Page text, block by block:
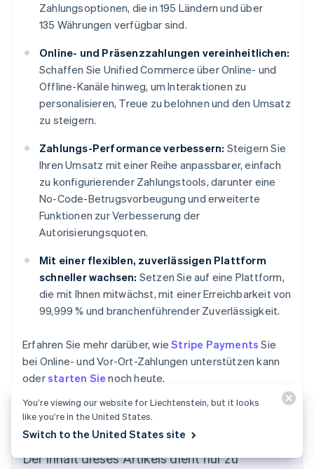
Zahlungsoptionen, die in 195 Ländern und über
135 Währungen verfügbar sind.
Online- und Präsenzzahlungen vereinheitlichen:
Schaffen Sie Unified Commerce über Online- und
Offline-Kanäle hinweg, um Interaktionen zu
personalisieren, Treue zu belohnen und den Umsatz
zu steigern.
Zahlungs-Performance verbessern: Steigern Sie
Ihren Umsatz mit einer Reihe anpassbarer, einfach
zu konfigurierender Zahlungstools, darunter eine
No-Code-Betrugsvorbeugung und erweiterte
Funktionen zur Verbesserung der
Autorisierungsquoten.
Mit einer flexiblen, zuverlässigen Plattform
schneller wachsen: Setzen Sie auf eine Plattform,
die mit Ihnen mitwächst, mit einer Erreichbarkeit von
99,999 % und branchenführender Zuverlässigkeit.
Erfahren Sie mehr darüber, wieStripe Payments Sie
bei Online- und Vor-Ort-Zahlungen unterstützen kann
oderstarten Sie noch heute.
Der Inhalt dieses Artikels dient nur zu
English
You’re viewing our website for Liechtenstein, but it looks
like you’re in the United States.
Switch to the United States site